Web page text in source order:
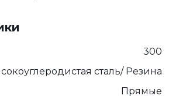
300
сталь/ Резина
Прямые